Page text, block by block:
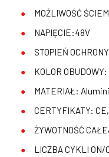
MOŻLIWOŚĆ
NAPIĘCIE:48V
STOPIEŃ
KOLOR
MATERIAŁ:
CERTYFIKATY:
ŻYWOTNOŚĆ
LICZBA CYKLI ON/